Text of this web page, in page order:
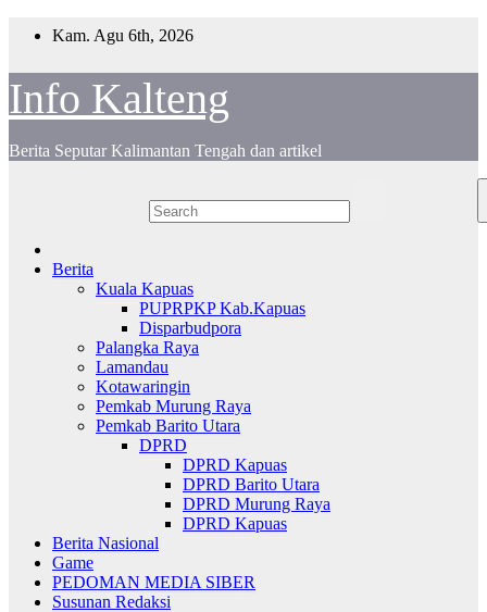
p
o
c
o
Kam. Agu 6th, 2026
Info Kalteng
Berita Seputar Kalimantan Tengah dan artikel
Berita
Kuala Kapuas
PUPRPKP Kab.Kapuas
Disparbudpora
Palangka Raya
Lamandau
Kotawaringin
Pemkab Murung Raya
Pemkab Barito Utara
DPRD
DPRD Kapuas
DPRD Barito Utara
DPRD Murung Raya
DPRD Kapuas
Berita Nasional
Game
PEDOMAN MEDIA SIBER
Susunan Redaksi